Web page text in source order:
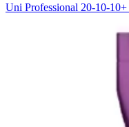
Uni Professional 20-10-